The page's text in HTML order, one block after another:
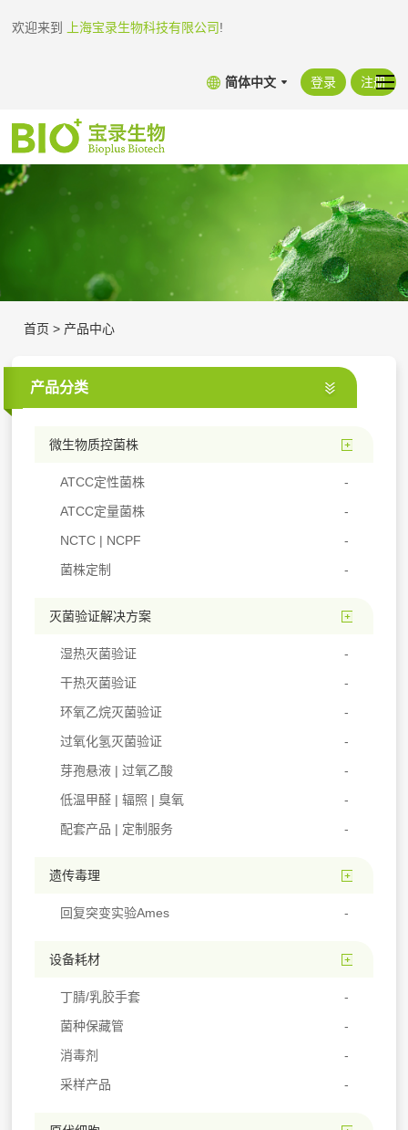
欢迎来到 上海宝录生物科技有限公司!
简体中文 登录 注册
首页 > 产品中心
产品分类
微生物质控菌株
ATCC定性菌株
ATCC定量菌株
NCTC | NCPF
菌株定制
灭菌验证解决方案
湿热灭菌验证
干热灭菌验证
环氧乙烷灭菌验证
过氧化氢灭菌验证
芽孢悬液 | 过氧乙酸
低温甲醛 | 辐照 | 臭氧
配套产品 | 定制服务
遗传毒理
回复突变实验Ames
设备耗材
丁腈/乳胶手套
菌种保藏管
消毒剂
采样产品